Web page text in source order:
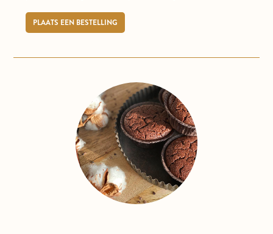
PLAATS EEN BESTELLING